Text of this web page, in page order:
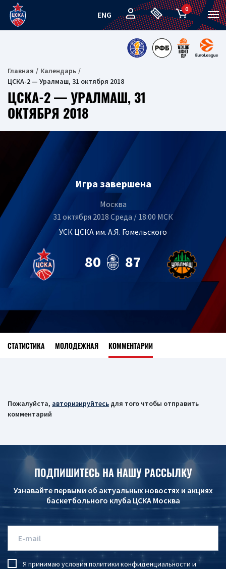
ENG
0
Главная
Календарь
ЦСКА-2 — Уралмаш, 31 октября 2018
ЦСКА-2 — УРАЛМАШ, 31
ОКТЯБРЯ 2018
Игра завершена
Москва
31 октября 2018 Среда / 18:00 МСК
УСК ЦСКА им. А.Я. Гомельского
80 87
СТАТИСТИКА МОЛОДЕЖНАЯ КОММЕНТАРИИ
Пожалуйста, авторизируйтесь для того чтобы отправить
комментарий
ПОДПИШИТЕСЬ НА НАШУ РАССЫЛКУ
Узнавайте первыми об актуальных новостях и акциях
баскетбольного клуба ЦСКА Москва
Я принимаю условия политики конфиденциальности и